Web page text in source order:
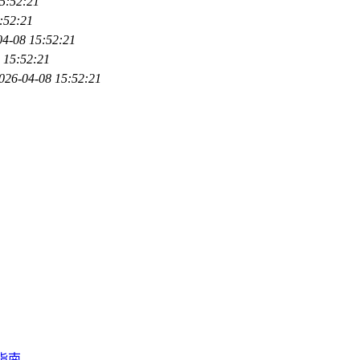
08 15:52:21
15:52:21
04-08 15:52:21